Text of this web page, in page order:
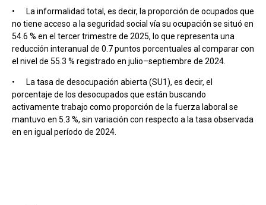
•
La informalidad total, es decir, la proporción de ocupados que
no tiene acceso a la seguridad social vía su ocupación se situó en
54.6 % en el tercer trimestre de 2025, lo que representa una
reducción interanual de 0.7 puntos porcentuales al comparar con
el nivel de 55.3 % registrado en julio–septiembre de 2024.
•
La tasa de desocupación abierta (SU1), es decir, el
porcentaje de los desocupados que están buscando
activamente trabajo como proporción de la fuerza laboral se
mantuvo en 5.3 %, sin variación con respecto a la tasa observada
en en igual período de 2024.